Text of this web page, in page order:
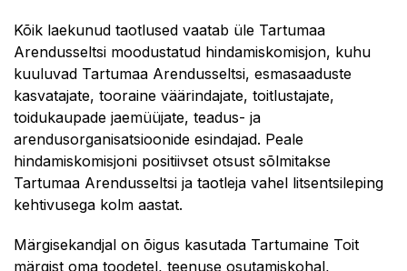
Kõik laekunud taotlused vaatab üle Tartumaa
Arendusseltsi moodustatud hindamiskomisjon, kuhu
kuuluvad Tartumaa Arendusseltsi, esmasaaduste
kasvatajate, tooraine väärindajate, toitlustajate,
toidukaupade jaemüüjate, teadus- ja
arendusorganisatsioonide esindajad. Peale
hindamiskomisjoni positiivset otsust sõlmitakse
Tartumaa Arendusseltsi ja taotleja vahel litsentsileping
kehtivusega kolm aastat.
Märgisekandjal on õigus kasutada Tartumaine Toit
märgist oma toodetel, teenuse osutamiskohal,